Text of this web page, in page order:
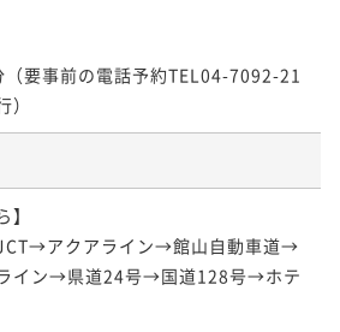
（要事前の電話予約TEL04-7092-21
アクアライン→館山自動車道→
イン→県道24号→国道128号→ホテ